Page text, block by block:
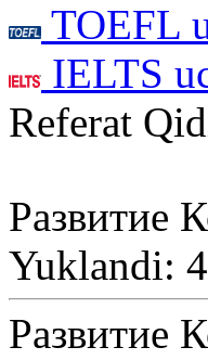
TOEFL
IELTS
Referat
Развитие
Yuklandi:
Развитие